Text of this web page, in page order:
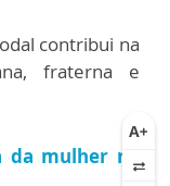
contribui na
fraterna e
mulher na